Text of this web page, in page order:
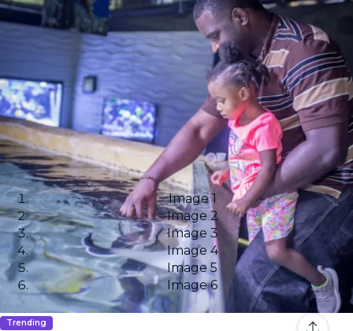
Image 1
Image 2
Image 3
Image 4
Image 5
Image 6
Trending